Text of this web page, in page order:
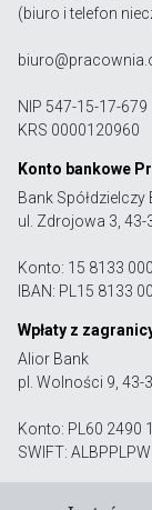
(biuro i telefon
NIP 547-15-17-679
KRS 0000120960
Konto bankowe
Bank Spółdzielczy
ul. Zdrojowa 3,
Konto: 15 8133
IBAN: PL15 8133
Wpłaty z
Alior Bank
pl. Wolności 9, 43-
Konto: PL60 2490
SWIFT: ALBPPLPW